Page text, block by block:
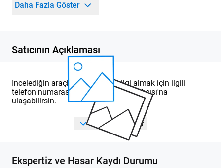
Daha Fazla Göster
Satıcının Açıklaması
İncelediğin araçla ilgili detaylı bilgi almak için ilgili
telefon numarasından DOD Yetkili Satıcısı'na
ulaşabilirsin.
Tümünü Göster
Ekspertiz ve Hasar Kaydı Durumu